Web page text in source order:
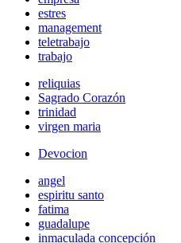
estres
management
teletrabajo
trabajo
reliquias
Sagrado Corazón
trinidad
virgen maria
Devocion
angel
espiritu santo
fatima
guadalupe
inmaculada concepción